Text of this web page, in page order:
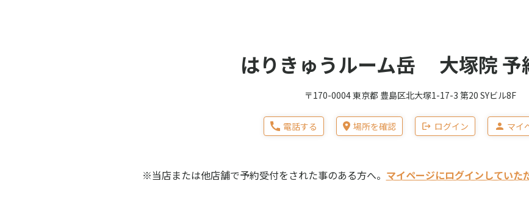
はりきゅうルーム岳 大塚院 予
〒170-0004 東京都 豊島区北大塚1-17-3 第20 SYビル8F
電話する 場所を確認 ログイン マイ
※当店または他店舗で予約受付をされた事のある方へ。 マイページにログインしていた